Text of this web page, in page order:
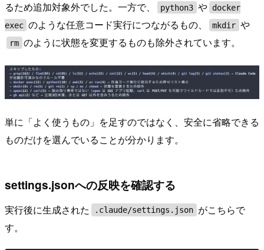
るため追加対象外でした。一方で、 python3 や docker
exec のような任意コード実行につながるもの、 mkdir や
rm のように状態を変更するものも除外されています。
単に「よく使うもの」を足すのではなく、安全に省略できる
ものだけを選んでいることが分かります。
settings.jsonへの反映を確認する
実行後に生成された .claude/settings.json がこちらで
す。